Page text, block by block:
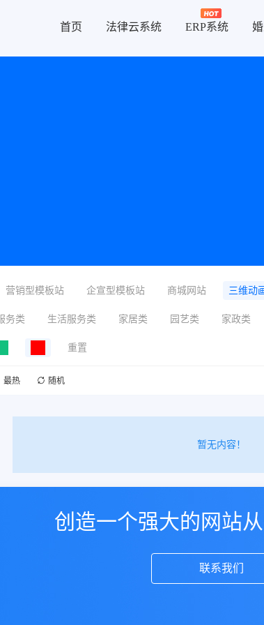
首页 法律云系统 ERP系统
营销型模板站 企宣型模板站 商城网站 三维动
务类 生活服务类 家居类 园艺类 家政类
重置
最热 随机
暂无内容！
创造一个强大的网站从
联系我们